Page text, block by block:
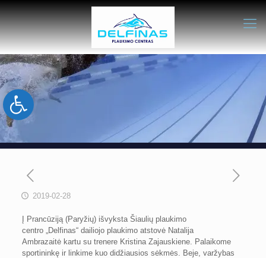
Open toolbar
2019-02-28
Į Prancūziją (Paryžių) išvyksta Šiaulių plaukimo
centro „Delfinas“ dailiojo plaukimo atstovė Natalija
Ambrazaitė kartu su trenere Kristina Zajauskiene. Palaikome
sportininkę ir linkime kuo didžiausios sėkmės. Beje, varžybas